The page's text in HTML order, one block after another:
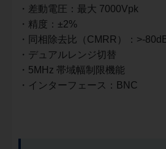
・差動電圧：最大 7000Vpk
・精度：±2%
・同相除去比（CMRR）：>-
・デュアルレンジ切替
・5MHz 帯域幅制限機能
・インターフェース：BNC